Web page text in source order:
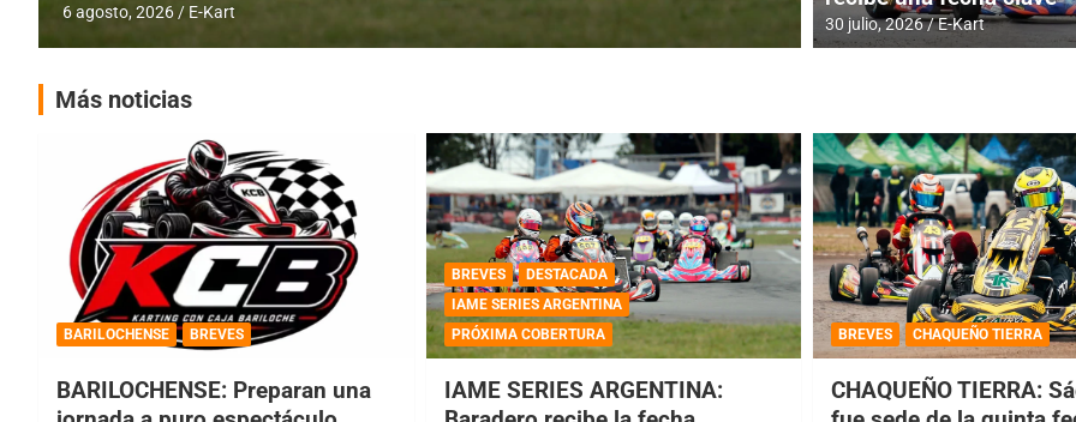
4 agosto, 2026 E-Kart 4 agosto, 2026 E-Kart
30 julio, 2026 E-Kart
Más noticias
BARILOCHENSE BREVES
BARILOCHENSE: Preparan una
BREVES
DESTACADA
IAME SERIES ARGENTINA
PRÓXIMA COBERTURA
IAME SERIES ARGENTINA:
BREVES CHAQUEÑO TIERRA
CHAQUEÑO TIERRA: